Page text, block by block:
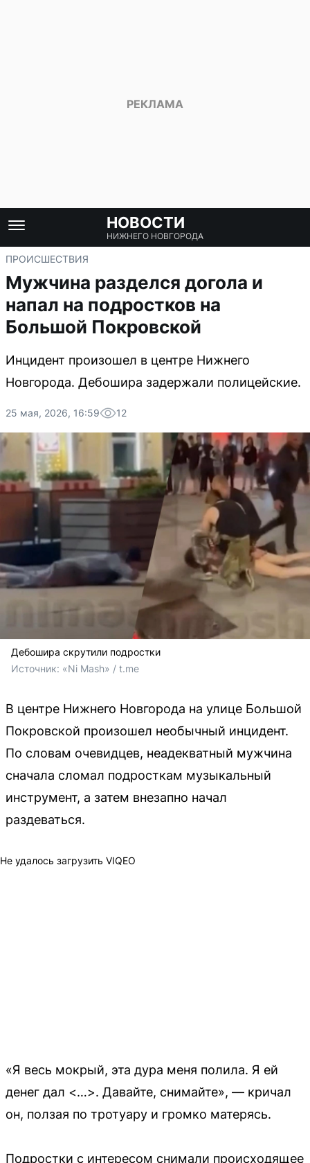
НОВОСТИ
НИЖНЕГО НОВГОРОДА
ПРОИСШЕСТВИЯ
Мужчина разделся догола и
напал на подростков на
Большой Покровской
Инцидент произошел в центре Нижнего
Новгорода. Дебошира задержали полицейские.
25 мая, 2026, 16:59 12
Дебошира скрутили подростки
Источник: «Ni Mash» / t.me
В центре Нижнего Новгорода на улице Большой
Покровской произошел необычный инцидент.
По словам очевидцев, неадекватный мужчина
сначала сломал подросткам музыкальный
инструмент, а затем внезапно начал
раздеваться.
Не удалось загрузить VIQEO
«Я весь мокрый, эта дура меня полила. Я ей
денег дал <…>. Давайте, снимайте», — кричал
он, ползая по тротуару и громко матерясь.
Подростки с интересом снимали происходящее